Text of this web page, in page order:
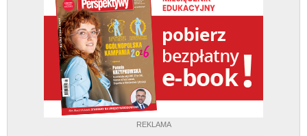
REKLAMA